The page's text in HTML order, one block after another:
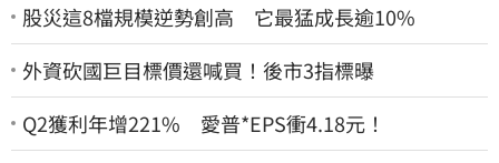
股災這8檔規模逆勢創高 它最猛成長逾10%
外資砍國巨目標價還喊買！後市3指標曝
Q2獲利年增221% 愛普*EPS衝4.18元！